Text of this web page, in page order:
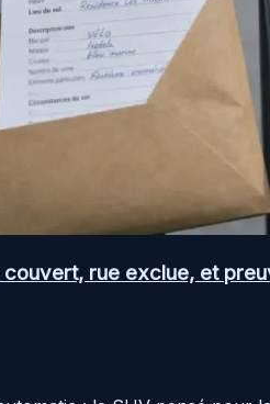
rue exclue, et